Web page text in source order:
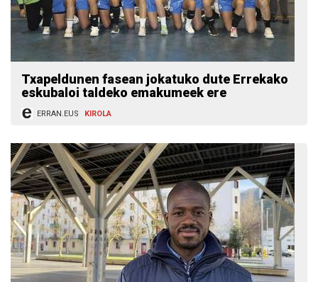
Txapeldunen fasean jokatuko dute Errekako
eskubaloi taldeko emakumeek ere
ERRAN.EUS KIROLA